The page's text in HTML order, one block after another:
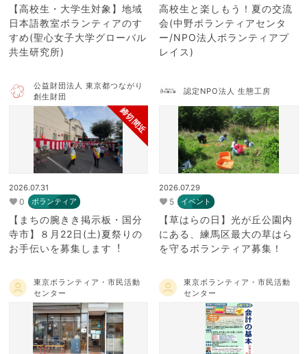
【高校生・大学生対象】地域
日本語教室ボランティアのす
すめ(聖心女子大学グローバル
共生研究所)
高校生と楽しもう！夏の交流
会(中野ボランティアセンタ
ー/NPO法人ボランティアプ
レイス)
公益財団法人 東京都つながり
創生財団
締切間近
2026.07.31
0 ボランティア
【まちの腕きき掲示板・国分
寺市】８月22日(⼟)夏祭りの
お⼿伝いを募集します︕
認定NPO法人 生態工房
2026.07.29
5 イベント
【草はらの日】光が丘公園内
にある、練馬区最大の草はら
を守るボランティア募集！
東京ボランティア・市民活動
センター
東京ボランティア・市民活動
センター